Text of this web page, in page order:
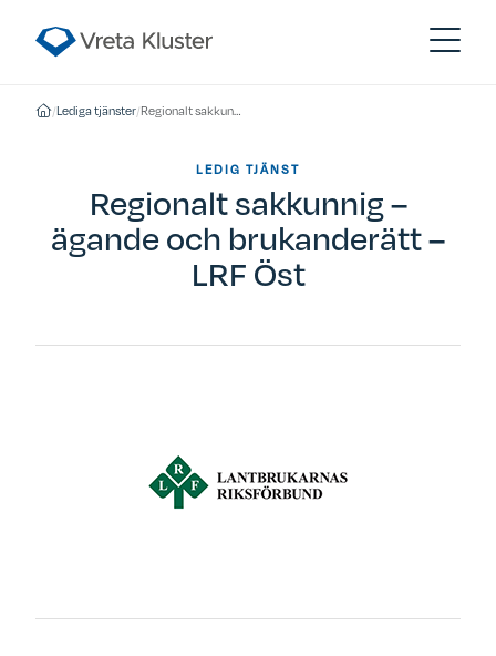
/Lediga tjänster/ Regionalt sakkunnig – ägande och brukanderätt – LRF Öst
LEDIG TJÄNST
Regionalt sakkunnig –
ägande och brukanderätt –
LRF Öst